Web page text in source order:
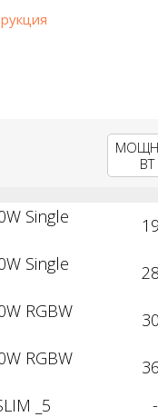
ВТ
Single
Single
RGBW
RGBW
_5 -